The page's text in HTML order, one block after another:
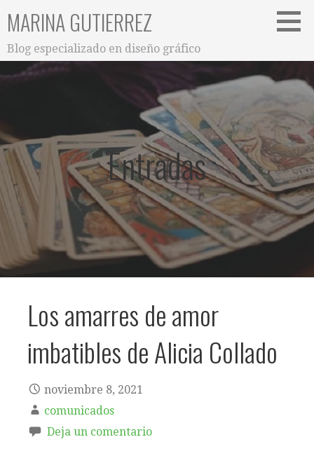
contenido
MARINA GUTIERREZ
Blog especializado en diseño gráfico
Entradas
Los amarres de amor
imbatibles de Alicia Collado
noviembre 8, 2021
comunicados
Deja un comentario